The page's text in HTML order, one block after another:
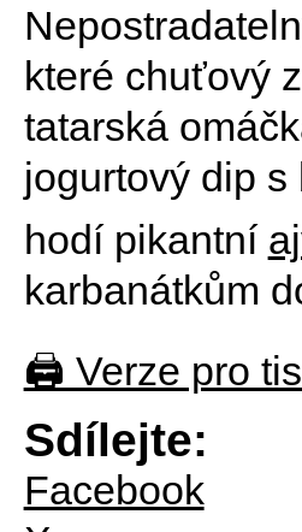
které chuťový
tatarská
jogurtový dip
hodí pikantní
karbanátkům
🖨 Verze pro
Sdílejte:
Facebook